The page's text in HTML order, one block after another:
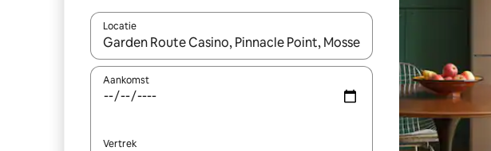
Locatie
Wanneer er suggesties beschikbaar zijn, maak je een keuze met je de
Aankomst
Vertrek